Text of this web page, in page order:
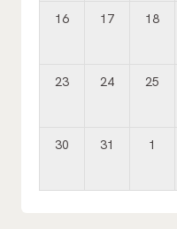
16 17 18
23 24 25
30 31 1